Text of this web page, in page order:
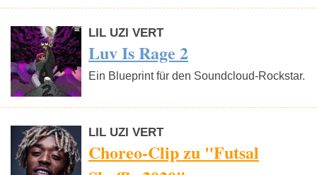
LIL UZI VERT
Luv Is Rage 2
Ein Blueprint für den Soundcloud-Rockstar.
LIL UZI VERT
Choreo-Clip zu "Futsal